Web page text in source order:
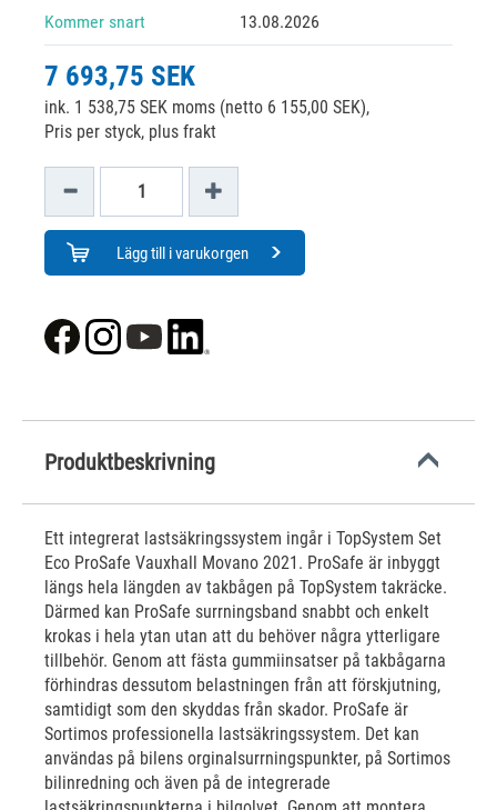
Kommer snart 13.08.2026
7 693,75 SEK
ink. 1 538,75 SEK moms (netto 6 155,00 SEK),
Pris per styck, plus frakt
Lägg till i varukorgen
Produktbeskrivning
Ett integrerat lastsäkringssystem ingår i TopSystem Set
Eco ProSafe Vauxhall Movano 2021. ProSafe är inbyggt
längs hela längden av takbågen på TopSystem takräcke.
Därmed kan ProSafe surrningsband snabbt och enkelt
krokas i hela ytan utan att du behöver några ytterligare
tillbehör. Genom att fästa gummiinsatser på takbågarna
förhindras dessutom belastningen från att förskjutning,
samtidigt som den skyddas från skador. ProSafe är
Sortimos professionella lastsäkringssystem. Det kan
användas på bilens orginalsurrningspunkter, på Sortimos
bilinredning och även på de integrerade